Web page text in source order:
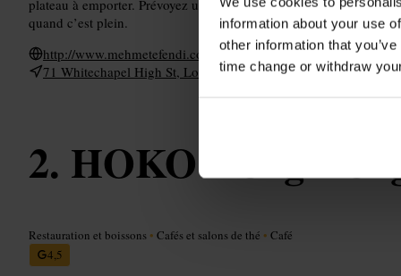
information about your use
other information that
time change or withdraw
plateau à emporter. Prévoyez un créneau tranquille si vous êtes
quand c’est plein.
http://www.mehmetefendi.co.uk/
71 Whitechapel High St, London E1 7PL, UK
HOKO Hong
Restauration et boissons • Cafés et salons de thé • Café
4,5